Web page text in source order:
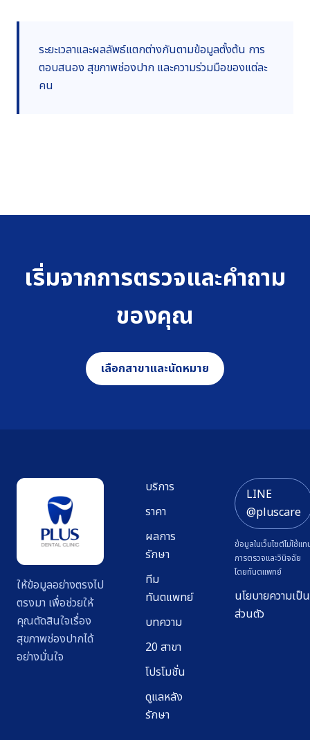
ระยะเวลาและผลลัพธ์แตกต่างกันตามข้อมูลตั้งต้น การ
ตอบสนอง สุขภาพช่องปาก และความร่วมมือของแต่ละ
คน
เริ่มจากการตรวจและคำถาม
ของคุณ
เลือกสาขาและนัดหมาย
ให้ข้อมูลอย่างตรงไป
ตรงมา เพื่อช่วยให้
คุณตัดสินใจเรื่อง
สุขภาพช่องปากได้
อย่างมั่นใจ
บริการ
ราคา
ผลการ
รักษา
ทีม
ทันตแพทย์
บทความ
20 สาขา
โปรโมชั่น
ดูแลหลัง
รักษา
LINE
@pluscare
ข้อมูลในเว็บไซต์ไม่ใช้แท
การตรวจและวินิจฉัย
โดยทันตแพทย์
นโยบายความเป็น
ส่วนตัว